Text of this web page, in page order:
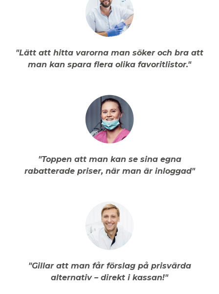
"Lätt att hitta varorna man söker och bra att
man kan spara flera olika favoritlistor."
"Toppen att man kan se sina egna
rabatterade priser, när man är inloggad"
"Gillar att man får förslag på prisvärda
alternativ – direkt i kassan!"